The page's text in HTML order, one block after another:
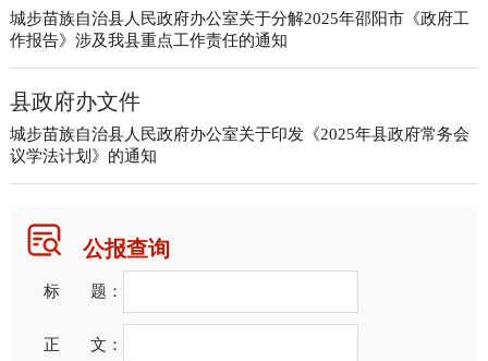
城步苗族自治县人民政府办公室关于分解2025年邵阳市《政府工
作报告》涉及我县重点工作责任的通知
县政府办文件
城步苗族自治县人民政府办公室关于印发《2025年县政府常务会
议学法计划》的通知
公报查询
标 题：
正 文：